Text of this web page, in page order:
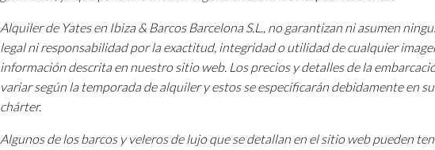
Alquiler de Yates en Ibiza & Barcos Barcelona S.L., no garantizan ni asumen
legal ni responsabilidad por la exactitud, integridad o utilidad de cualquier
información descrita en nuestro sitio web. Los precios y detalles de la
variar según la temporada de alquiler y estos se especificarán debidamente en
chárter.
Algunos de los barcos y veleros de lujo que se detallan en el sitio web pueden